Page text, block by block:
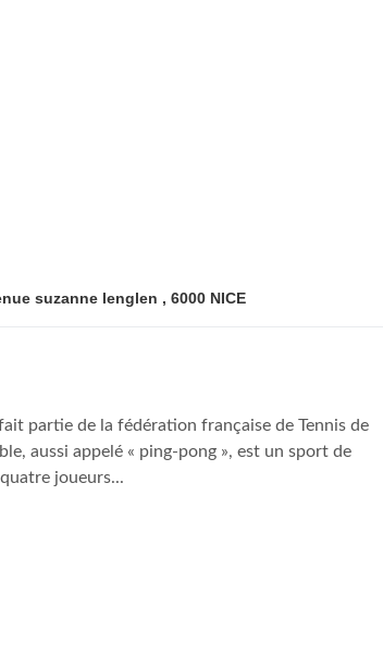
suzanne lenglen , 6000 NICE
partie de la fédération française de Tennis de
aussi appelé « ping-pong », est un sport de
joueurs...